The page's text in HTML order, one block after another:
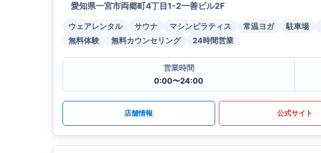
愛知県一宮市両郷町4丁目1-2一善ビル2F
ウェアレンタル サウナ マシンピラティス 常温ヨガ 駐車場
無料体験
無料カウンセリング 24時間営業
営業時間
0:00〜24:00
店舗情報 公式サイト